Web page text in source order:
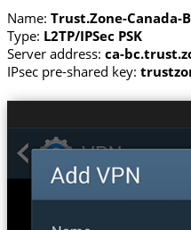
Name: Trust.Zone-
Type: L2TP/IPSec PSK
Server address: ca-
IPsec pre-shared key: